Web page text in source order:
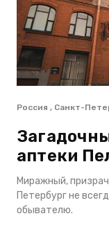
Россия , Санкт-
аптеки
Миражный,
Петербург не
обывателю.